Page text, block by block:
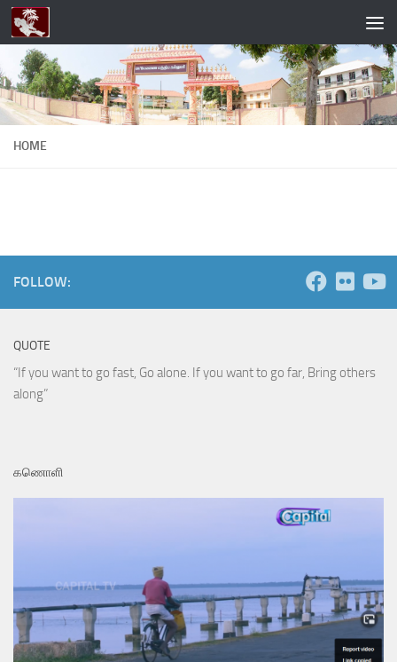
Skip to content
HOME
FOLLOW:
QUOTE
“If you want to go fast, Go alone. If you want to go far, Bring others
along”
கணொளி